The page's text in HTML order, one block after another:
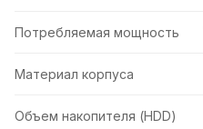
Потребляемая мощность
Материал корпуса
Объем накопителя (HDD)